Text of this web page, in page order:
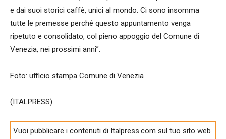
e dai suoi storici caffè, unici al mondo. Ci sono insomma
tutte le premesse perché questo appuntamento venga
ripetuto e consolidato, col pieno appoggio del Comune di
Venezia, nei prossimi anni”.
Foto: ufficio stampa Comune di Venezia
(ITALPRESS).
Vuoi pubblicare i contenuti di Italpress.com sul tuo sito web